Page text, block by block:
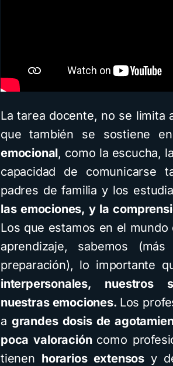
La tarea docente, no se limita
que también se sostiene
emocional, como la escucha,
capacidad de comunicarse
padres de familia y los
las emociones, y la
Los que estamos en el
aprendizaje, sabemos
preparación), lo importante
interpersonales, nuestros
nuestras emociones. Los
a grandes dosis de
poca valoración como
tienen horarios extensosy